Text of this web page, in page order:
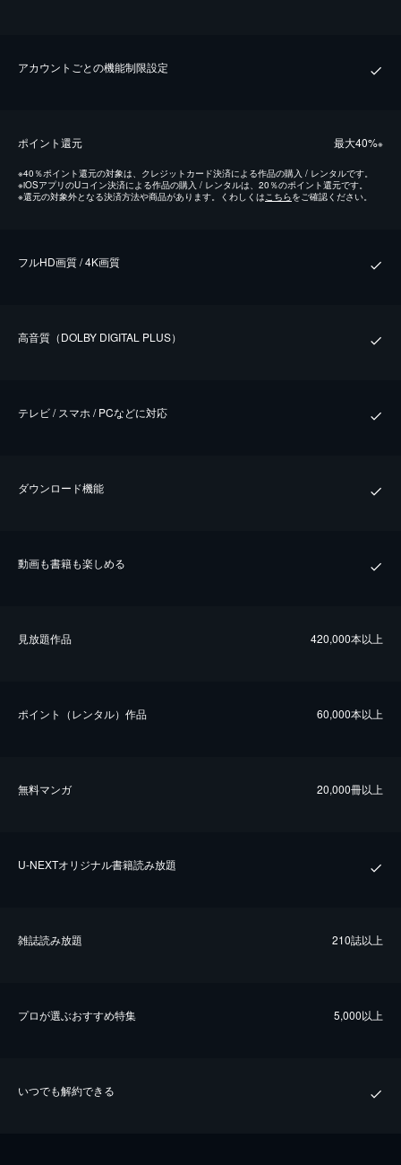
アカウントごとの機能制限設定
ポイント還元 最⼤40%※
※40％ポイント還元の対象は、クレジットカード決済による作品の購入 / レンタルです。
※iOSアプリのUコイン決済による作品の購入 / レンタルは、20％のポイント還元です。
※還元の対象外となる決済方法や商品があります。くわしくは こちらをご確認ください。
フルHD画質 / 4K画質
⾼⾳質（DOLBY DIGITAL PLUS）
テレビ / スマホ / PCなどに対応
ダウンロード機能
動画も書籍も楽しめる
⾒放題作品 420,000本以上
ポイント（レンタル）作品 60,000本以上
無料マンガ 20,000冊以上
U-NEXTオリジナル書籍読み放題
雑誌読み放題 210誌以上
プロが選ぶおすすめ特集 5,000以上
いつでも解約できる